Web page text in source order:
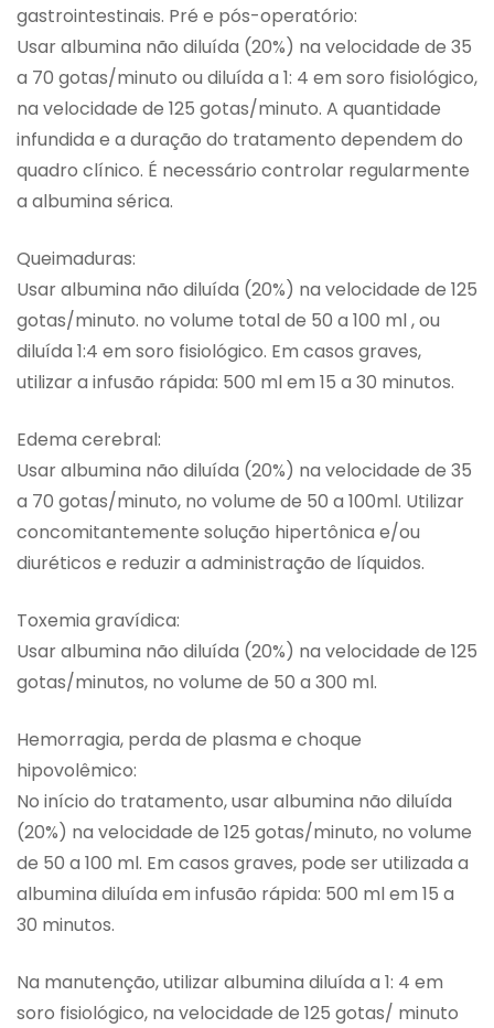
gastrointestinais. Pré e pós-operatório:
Usar albumina não diluída (20%) na velocidade de 35
a 70 gotas/minuto ou diluída a 1: 4 em soro fisiológico,
na velocidade de 125 gotas/minuto. A quantidade
infundida e a duração do tratamento dependem do
quadro clínico. É necessário controlar regularmente
a albumina sérica.
Queimaduras:
Usar albumina não diluída (20%) na velocidade de 125
gotas/minuto. no volume total de 50 a 100 ml , ou
diluída 1:4 em soro fisiológico. Em casos graves,
utilizar a infusão rápida: 500 ml em 15 a 30 minutos.
Edema cerebral:
Usar albumina não diluída (20%) na velocidade de 35
a 70 gotas/minuto, no volume de 50 a 100ml. Utilizar
concomitantemente solução hipertônica e/ou
diuréticos e reduzir a administração de líquidos.
Toxemia gravídica:
Usar albumina não diluída (20%) na velocidade de 125
gotas/minutos, no volume de 50 a 300 ml.
Hemorragia, perda de plasma e choque
hipovolêmico:
No início do tratamento, usar albumina não diluída
(20%) na velocidade de 125 gotas/minuto, no volume
de 50 a 100 ml. Em casos graves, pode ser utilizada a
albumina diluída em infusão rápida: 500 ml em 15 a
30 minutos.
Na manutenção, utilizar albumina diluída a 1: 4 em
soro fisiológico, na velocidade de 125 gotas/ minuto